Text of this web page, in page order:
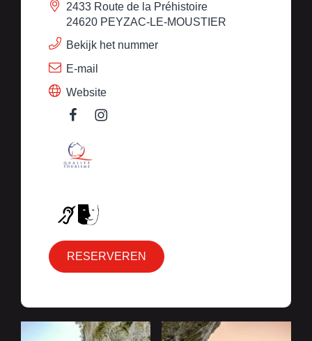
2433 Route de la Préhistoire
24620 PEYZAC-LE-MOUSTIER
Bekijk het nummer
E-mail
Website
RESERVEREN